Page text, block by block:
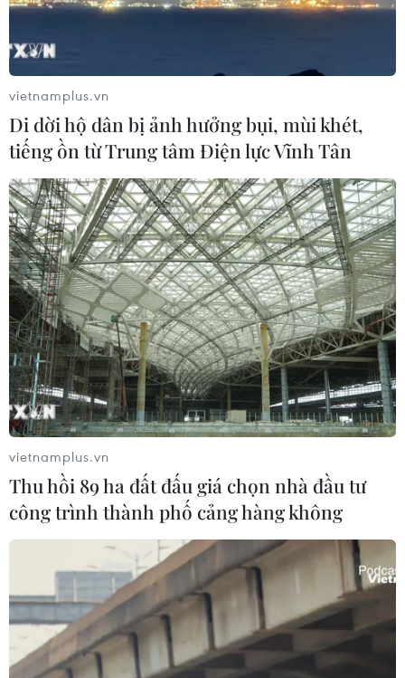
#giao thương #doanh nghiệp
#container hạt điều
#thương mại quốc tế
#lừa đảo
#tội phạm kinh tế
Italy
Thổ Nhĩ Kỳ
Theo dõi VietnamPlus
TIN LIÊN QUAN
vietnamplus.vn
Di dời hộ dân bị ảnh hưởng bụi, mùi khét,
tiếng ồn từ Trung tâm Điện lực Vĩnh Tân
vietnamplus.vn
Thu hồi 89 ha đất đấu giá chọn nhà đầu tư
công trình thành phố cảng hàng không